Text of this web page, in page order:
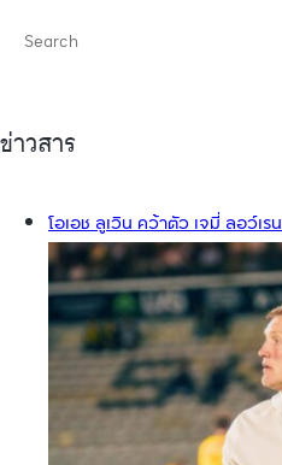
ข่าวสาร
โอเอช ลูเวิน คว้าตัว เจมี่ ลอว์เร